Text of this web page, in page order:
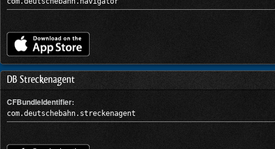
DB Streckenagent
CFBundleIdentifier:
com.deutschebahn.streckenagent